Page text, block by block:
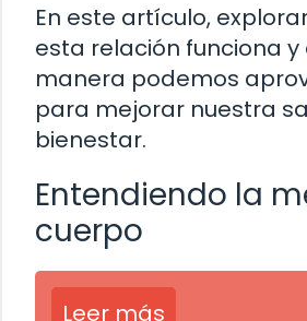
En este artículo,
esta relación funciona y
manera podemos
para mejorar nuestra
bienestar.
Entendiendo la
cuerpo
Leer más